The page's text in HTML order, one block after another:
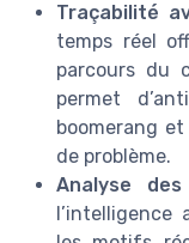
Traçabilité
temps réel
parcours du
permet
boomerang
de problème.
Analyse
l’intelligence